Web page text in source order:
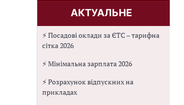
АКТУАЛЬНЕ
⚡ Посадові оклади за ЄТС – тарифна
сітка 2026
⚡ Мінімальна зарплата 2026
⚡ Розрахунок відпускних на
прикладах